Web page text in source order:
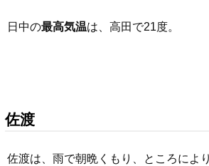
日中の最高気温は、高田で21度。
佐渡
佐渡は、雨で朝晩くもり、ところによ